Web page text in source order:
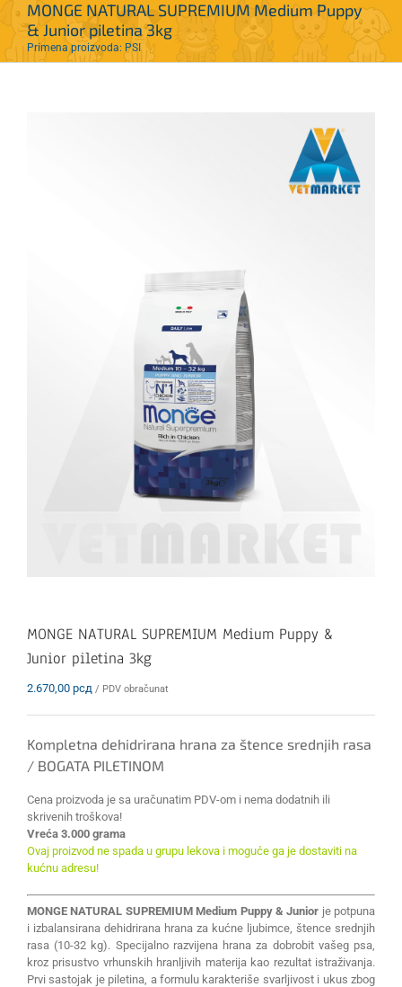
MONGE NATURAL SUPREMIUM Medium Puppy
& Junior piletina 3kg
Primena proizvoda: PSI
MONGE NATURAL SUPREMIUM Medium Puppy &
Junior piletina 3kg
2.670,00 рсд / PDV obračunat
Kompletna dehidrirana hrana za štence srednjih rasa
/ BOGATA PILETINOM
Cena proizvoda je sa uračunatim PDV-om i nema dodatnih ili
skrivenih troškova!
Vreća 3.000 grama
Ovaj proizvod ne spada u grupu lekova i moguće ga je dostaviti na
kućnu adresu!
MONGE NATURAL SUPREMIUM Medium Puppy & Junior je potpuna
i izbalansirana dehidrirana hrana za kućne ljubimce, štence srednjih
rasa (10-32 kg). Specijalno razvijena hrana za dobrobit vašeg psa,
kroz prisustvo vrhunskih hranljivih materija kao rezultat istraživanja.
Prvi sastojak je piletina, a formulu karakteriše svarljivost i ukus zbog